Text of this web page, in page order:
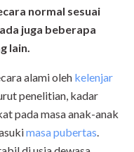
normal sesuai
juga beberapa
lain.
alami oleh kelenjar
penelitian, kadar
pada masa anak-anak
masa pubertas.